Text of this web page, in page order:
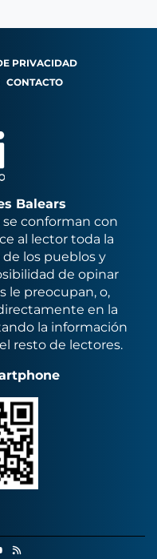
PRIVACIDAD
CONTACTO
Balears
conforman con
al lector toda la
los pueblos y
de opinar
le preocupan, o,
en la
la información
resto de lectores.